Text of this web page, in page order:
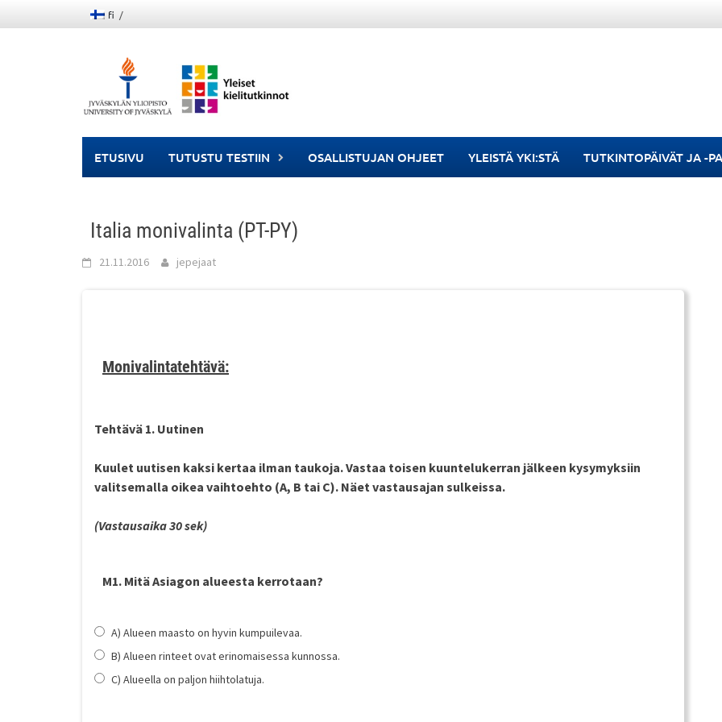
to
fi
ETUSIVU TUTUSTU TESTIIN OSALLISTUJAN OHJEET YLEISTÄ YKI:STÄ TUTKINTOPÄIVÄT JA -
Italia monivalinta (PT-PY)
21.11.2016 jepejaat
Monivalintatehtävä:
Tehtävä 1. Uutinen
Kuulet uutisen kaksi kertaa ilman taukoja. Vastaa toisen kuuntelukerran jälkeen kysymyksiin
valitsemalla oikea vaihtoehto (A, B tai C). Näet vastausajan sulkeissa.
(Vastausaika 30 sek)
M1. Mitä Asiagon alueesta kerrotaan?
A) Alueen maasto on hyvin kumpuilevaa.
B) Alueen rinteet ovat erinomaisessa kunnossa.
C) Alueella on paljon hiihtolatuja.